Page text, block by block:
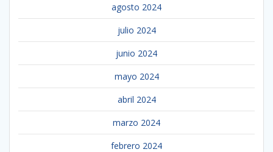
agosto 2024
julio 2024
junio 2024
mayo 2024
abril 2024
marzo 2024
febrero 2024